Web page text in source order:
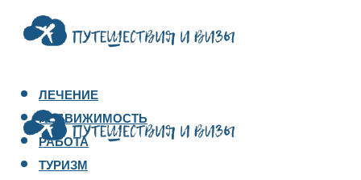
ЛЕЧЕНИЕ
НЕДВИЖИМОСТЬ
РАБОТА
ТУРИЗМ